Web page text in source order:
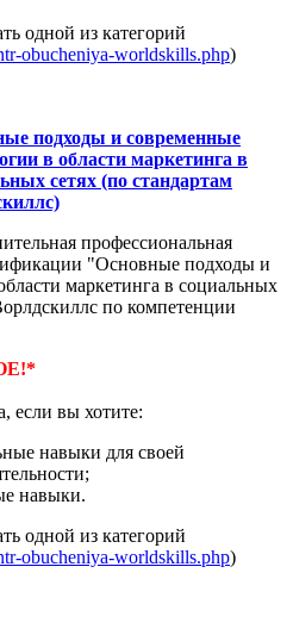
одной из категорий
obucheniya-worldskills.php)
подходы и современные
в области маркетинга в
сетях (по стандартам
профессиональная
"Основные подходы и
маркетинга в социальных
по компетенции
если вы хотите:
навыки для своей
навыки.
одной из категорий
obucheniya-worldskills.php)